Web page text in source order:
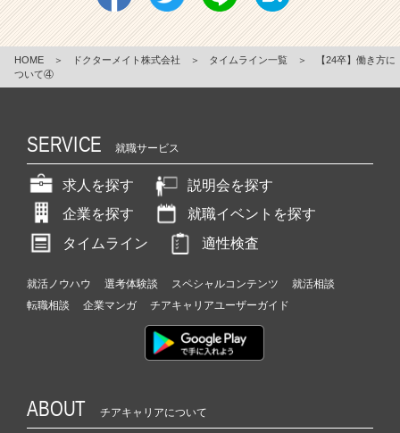
HOME ＞ ドクターメイト株式会社 ＞ タイムライン一覧 ＞
【24卒】働き方に
ついて④
SERVICE 就職サービス
求人を探す
説明会を探す
企業を探す
就職イベントを探す
タイムライン
適性検査
就活ノウハウ 選考体験談 スペシャルコンテンツ
就活相談
転職相談
企業マンガ チアキャリアユーザーガイド
ABOUT チアキャリアについて